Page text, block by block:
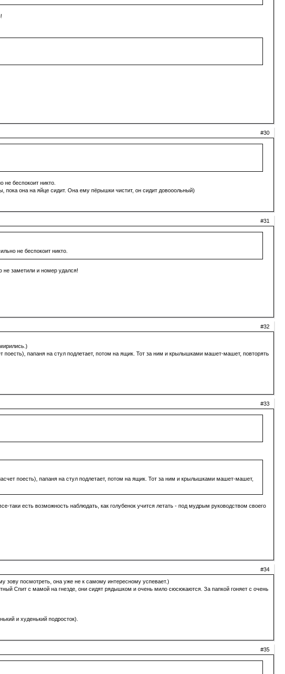
#30
беспокоит никто.
она на яйце сидит. Она ему пёрышки чистит, он сидит довооольный)
#31
не беспокоит никто.
не заметили и номер удался!
#32
поесть), папаня на стул подлетает, потом на ящик. Тот за ним и крылышками машет-машет, повторять
#33
поесть), папаня на стул подлетает, потом на ящик. Тот за ним и крылышками машет-машет,
есть возможность наблюдать, как голубенок учится летать - под мудрым руководством своего
#34
зову посмотреть, она уже не к самому интересному успевает.)
Спит с мамой на гнезде, они сидят рядышком и очень мило сюсюкаются. За папкой гоняет с очень
и худенький подросток).
#35